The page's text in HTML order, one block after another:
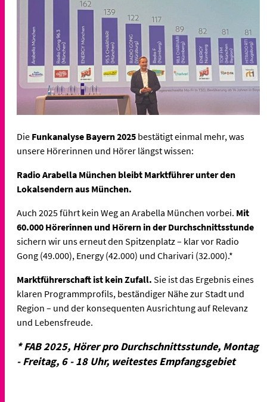
Die Funkanalyse Bayern 2025 bestätigt einmal mehr, was
unsere Hörerinnen und Hörer längst wissen:
Radio Arabella München bleibt Marktführer unter den
Lokalsendern aus München.
Auch 2025 führt kein Weg an Arabella München vorbei. Mit
60.000 Hörerinnen und Hörern in der Durchschnittsstunde
sichern wir uns erneut den Spitzenplatz – klar vor Radio
Gong (49.000), Energy (42.000) und Charivari (32.000).*
Marktführerschaft ist kein Zufall. Sie ist das Ergebnis eines
klaren Programmprofils, beständiger Nähe zur Stadt und
Region – und der konsequenten Ausrichtung auf Relevanz
und Lebensfreude.
* FAB 2025, Hörer pro Durchschnittsstunde, Montag
- Freitag, 6 - 18 Uhr, weitestes Empfangsgebiet